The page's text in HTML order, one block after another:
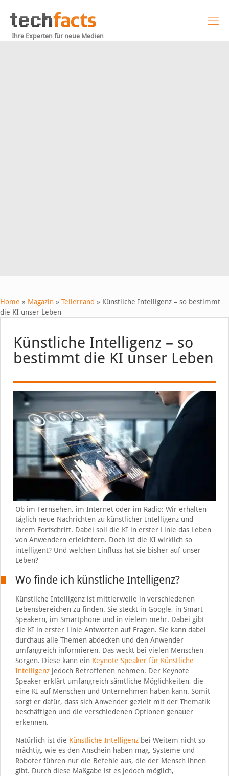
Ihre Experten für neue Medien
Home » Magazin » Tellerrand » Künstliche Intelligenz – so bestimmt
die KI unser Leben
Künstliche Intelligenz – so
bestimmt die KI unser Leben
Ob im Fernsehen, im Internet oder im Radio: Wir erhalten
täglich neue Nachrichten zu künstlicher Intelligenz und
ihrem Fortschritt. Dabei soll die KI in erster Linie das Leben
von Anwendern erleichtern. Doch ist die KI wirklich so
intelligent? Und welchen Einfluss hat sie bisher auf unser
Leben?
Wo finde ich künstliche Intelligenz?
Künstliche Intelligenz ist mittlerweile in verschiedenen
Lebensbereichen zu finden. Sie steckt in Google, in Smart
Speakern, im Smartphone und in vielem mehr. Dabei gibt
die KI in erster Linie Antworten auf Fragen. Sie kann dabei
durchaus alle Themen abdecken und den Anwender
umfangreich informieren. Das weckt bei vielen Menschen
Sorgen. Diese kann ein Keynote Speaker für Künstliche
Intelligenzjedoch Betroffenen nehmen. Der Keynote
Speaker erklärt umfangreich sämtliche Möglichkeiten, die
eine KI auf Menschen und Unternehmen haben kann. Somit
sorgt er dafür, dass sich Anwender gezielt mit der Thematik
beschäftigen und die verschiedenen Optionen genauer
erkennen.
Natürlich ist die Künstliche Intelligenzbei Weitem nicht so
mächtig, wie es den Anschein haben mag. Systeme und
Roboter führen nur die Befehle aus, die der Mensch ihnen
gibt. Durch diese Maßgabe ist es jedoch möglich,